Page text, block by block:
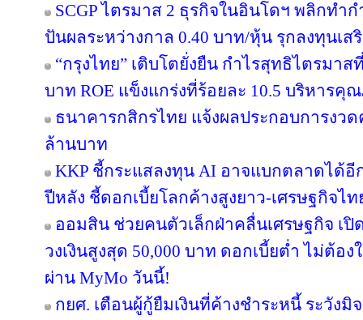
SCGP ไตรมาส 2 ธุรกิจในอินโดฯ พลิกทำ
ปันผลระหว่างกาล 0.40 บาท/หุ้น รุกลงทุนเ
“กรุงไทย” เติบโตยั่งยืน กำไรสุทธิไตรมาส
บาท ROE แข็งแกร่งที่ร้อยละ 10.5 บริหาร
ธนาคารกสิกรไทย แจ้งผลประกอบการงวด
ล้านบาท
KKP ชี้กระแสลงทุน AI อาจแบกตลาดได้อี
ปีหลัง ชี้ดอกเบี้ยโลกค้างสูงยาว-เศรษฐกิจไท
ออมสิน ช่วยคนตัวเล็กฝ่าคลื่นเศรษฐกิจ เ
วงเงินสูงสุด 50,000 บาท ดอกเบี้ยต่ำ ไม่ต้
ผ่าน MyMo วันนี้!
กยศ. เตือนผู้กู้ยืมเงินที่ค้างชำระหนี้ ระวัง